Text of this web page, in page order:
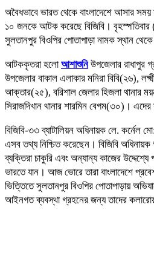
অবৈধভাবে ভারত থেকে বাংলাদেশে আসার সময়
১০ জনকে আটক করেছে বিজিবি। বৃহস্পতিবার
সুলতানপুর বিওপির পোতাপাড়া নামক স্থান
আটককৃতরা হলোআশাশুনিউপজেলার রাধাপুর
উপজেলার বাকাল এলাকার মনিরা বিবি(২৬),
আক্তার(২৫), বরিশাল জেলার হিজলা থানার
সিরাজদিখান থানার শারমিন বেগম(৩০)।
বিজিবি-৩৩ ব্যাটালিয়ন অধিনায়ক লে. কর্নেল
এসব তথ্য নিশ্চিত করেছেন। বিজিবি
ব্যক্তিরা চাকুরি এবং অন্যান্য কাজের উদ্দেশ্যে
ভারতে যান। আজ ভোরে তারা বাংলাদেশে
ভিত্তিতে সুলতানপুর বিওপির পোতাপাড়ায়
আইনগত ব্যবস্থা গ্রহনের জন্য তাদের